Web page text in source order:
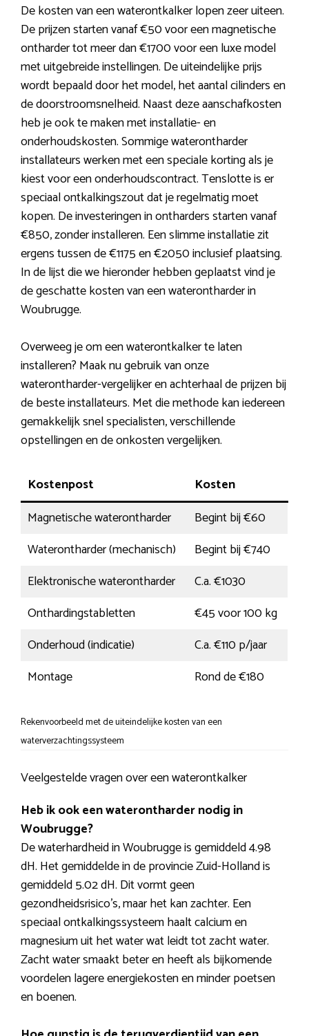
De kosten van een waterontkalker lopen zeer uiteen.
De prijzen starten vanaf €50 voor een magnetische
ontharder tot meer dan €1700 voor een luxe model
met uitgebreide instellingen. De uiteindelijke prijs
wordt bepaald door het model, het aantal cilinders en
de doorstroomsnelheid. Naast deze aanschafkosten
heb je ook te maken met installatie- en
onderhoudskosten. Sommige waterontharder
installateurs werken met een speciale korting als je
kiest voor een onderhoudscontract. Tenslotte is er
speciaal ontkalkingszout dat je regelmatig moet
kopen. De investeringen in ontharders starten vanaf
€850, zonder installeren. Een slimme installatie zit
ergens tussen de €1175 en €2050 inclusief plaatsing.
In de lijst die we hieronder hebben geplaatst vind je
de geschatte kosten van een waterontharder in
Woubrugge.
Overweeg je om een waterontkalker te laten
installeren? Maak nu gebruik van onze
waterontharder-vergelijker en achterhaal de prijzen bij
de beste installateurs. Met die methode kan iedereen
gemakkelijk snel specialisten, verschillende
opstellingen en de onkosten vergelijken.
Kostenpost
Kosten
Magnetische waterontharder
Begint bij €60
Waterontharder (mechanisch)
Begint bij €740
Elektronische waterontharder
C.a. €1030
Onthardingstabletten
€45 voor 100 kg
Onderhoud (indicatie)
C.a. €110 p/jaar
Montage
Rond de €180
Rekenvoorbeeld met de uiteindelijke kosten van een
waterverzachtingssysteem
Veelgestelde vragen over een waterontkalker
Heb ik ook een waterontharder nodig in
Woubrugge?
De waterhardheid in Woubrugge is gemiddeld 4.98
dH. Het gemiddelde in de provincie Zuid-Holland is
gemiddeld 5.02 dH. Dit vormt geen
gezondheidsrisico’s, maar het kan zachter. Een
speciaal ontkalkingssysteem haalt calcium en
magnesium uit het water wat leidt tot zacht water.
Zacht water smaakt beter en heeft als bijkomende
voordelen lagere energiekosten en minder poetsen
en boenen.